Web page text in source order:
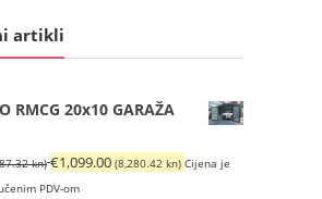
artikli
RMCG 20x10 GARAŽA
kn)Izvorna
cijena
€1,099.00 (8,280.42 kn) Trenutna
Cijena je
PDV-om